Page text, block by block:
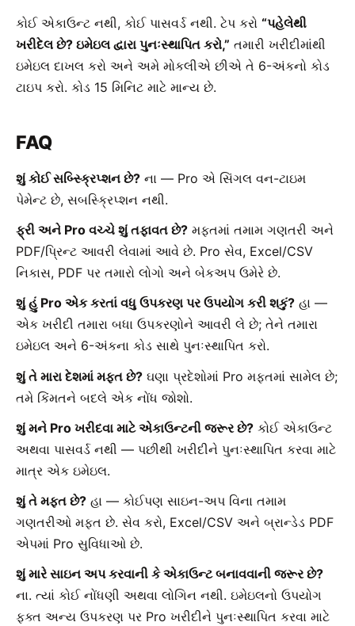
કોઈ એકાઉન્ટ નથી, કોઈ પાસવર્ડ નથી. ટેપ કરો “પહેલેથી
ખરીદેલ છે? ઇમેઇલ દ્વારા પુનઃસ્થાપિત કરો,” તમારી ખરીદીમાંથી
ઇમેઇલ દાખલ કરો અને અમે મોકલીએ છીએ તે 6-અંકનો કોડ
ટાઇપ કરો. કોડ 15 મિનિટ માટે માન્ય છે.
FAQ
શું કોઈ સબ્સ્ક્રિપ્શન છે? ના — Pro એ સિંગલ વન-ટાઇમ
પેમેન્ટ છે, સબસ્ક્રિપ્શન નથી.
ફ્રી અને Pro વચ્ચે શું તફાવત છે? મફતમાં તમામ ગણતરી અને
PDF/પ્રિન્ટ આવરી લેવામાં આવે છે. Pro સેવ, Excel/CSV
નિકાસ, PDF પર તમારો લોગો અને બેકઅપ ઉમેરે છે.
શું હું Pro એક કરતાં વધુ ઉપકરણ પર ઉપયોગ કરી શકું? હા —
એક ખરીદી તમારા બધા ઉપકરણોને આવરી લે છે; તેને તમારા
ઇમેઇલ અને 6-અંકના કોડ સાથે પુનઃસ્થાપિત કરો.
શું તે મારા દેશમાં મફત છે? ઘણા પ્રદેશોમાં Pro મફતમાં સામેલ છે;
તમે કિંમતને બદલે એક નોંધ જોશો.
શું મને Pro ખરીદવા માટે એકાઉન્ટની જરૂર છે? કોઈ એકાઉન્ટ
અથવા પાસવર્ડ નથી — પછીથી ખરીદીને પુનઃસ્થાપિત કરવા માટે
માત્ર એક ઇમેઇલ.
શું તે મફત છે? હા — કોઈપણ સાઇન-અપ વિના તમામ
ગણતરીઓ મફત છે. સેવ કરો, Excel/CSV અને બ્રાન્ડેડ PDF
એપમાં Pro સુવિધાઓ છે.
શું મારે સાઇન અપ કરવાની કે એકાઉન્ટ બનાવવાની જરૂર છે?
ના. ત્યાં કોઈ નોંધણી અથવા લોગિન નથી. ઇમેઇલનો ઉપયોગ
ફક્ત અન્ય ઉપકરણ પર Pro ખરીદીને પુનઃસ્થાપિત કરવા માટે